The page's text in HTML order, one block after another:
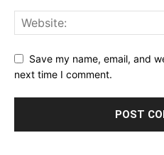
Save my name, email, and
next time I comment.